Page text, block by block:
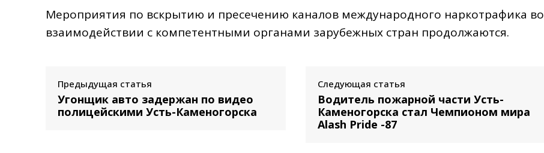
Мероприятия по вскрытию и пресечению каналов международного наркотрафика во
взаимодействии с компетентными органами зарубежных стран продолжаются.
Предыдущая статья
Угонщик авто задержан по видео
полицейскими Усть-Каменогорска
Следующая статья
Водитель пожарной части Усть-
Каменогорска стал Чемпионом мира
Alash Pride -87